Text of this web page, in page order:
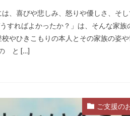
、喜びや悲しみ、怒りや優しさ、そし
すればよかったか？」は、そんな家族
やひきこもりの本人とその家族の姿や
の と […]
ご支援の